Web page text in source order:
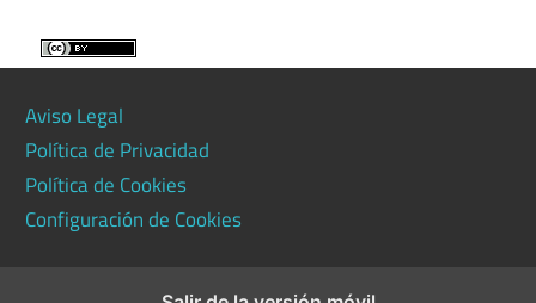
Aviso Legal
Política de Privacidad
Política de Cookies
Configuración de Cookies